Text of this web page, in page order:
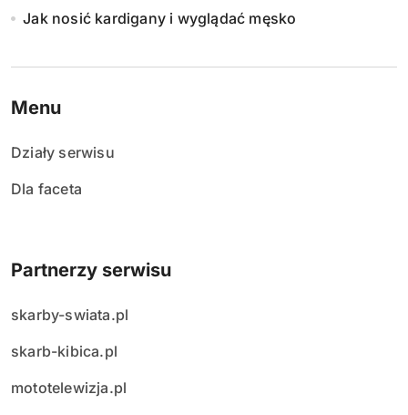
Jak nosić kardigany i wyglądać męsko
Menu
Działy serwisu
Dla faceta
Partnerzy serwisu
skarby-swiata.pl
skarb-kibica.pl
mototelewizja.pl